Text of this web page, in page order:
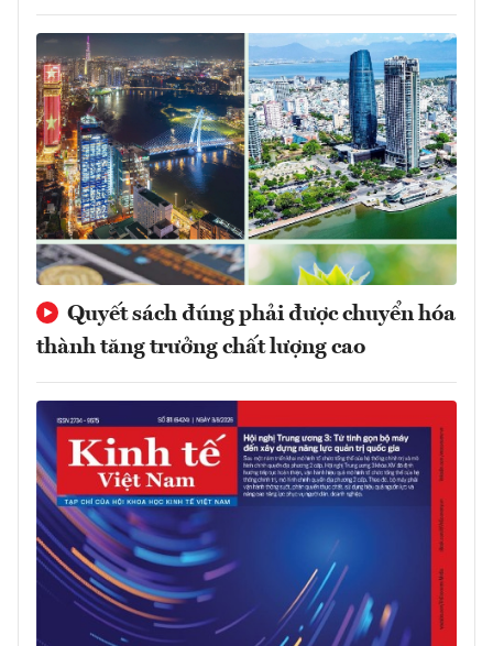
Quyết sách đúng phải được chuyển hóa
thành tăng trưởng chất lượng cao